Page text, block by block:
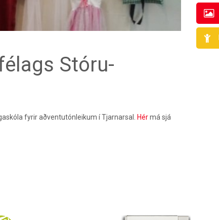
Stóru-
fyrir aðventutónleikum í Tjarnarsal. Hérmá sjá